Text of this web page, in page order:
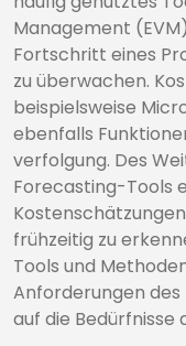
Management
Fortschritt eines
zu überwachen.
beispielsweise
ebenfalls
verfolgung. Des
Forecasting-Tools
frühzeitig zu
Tools und
Anforderungen
auf die Bedürfnisse